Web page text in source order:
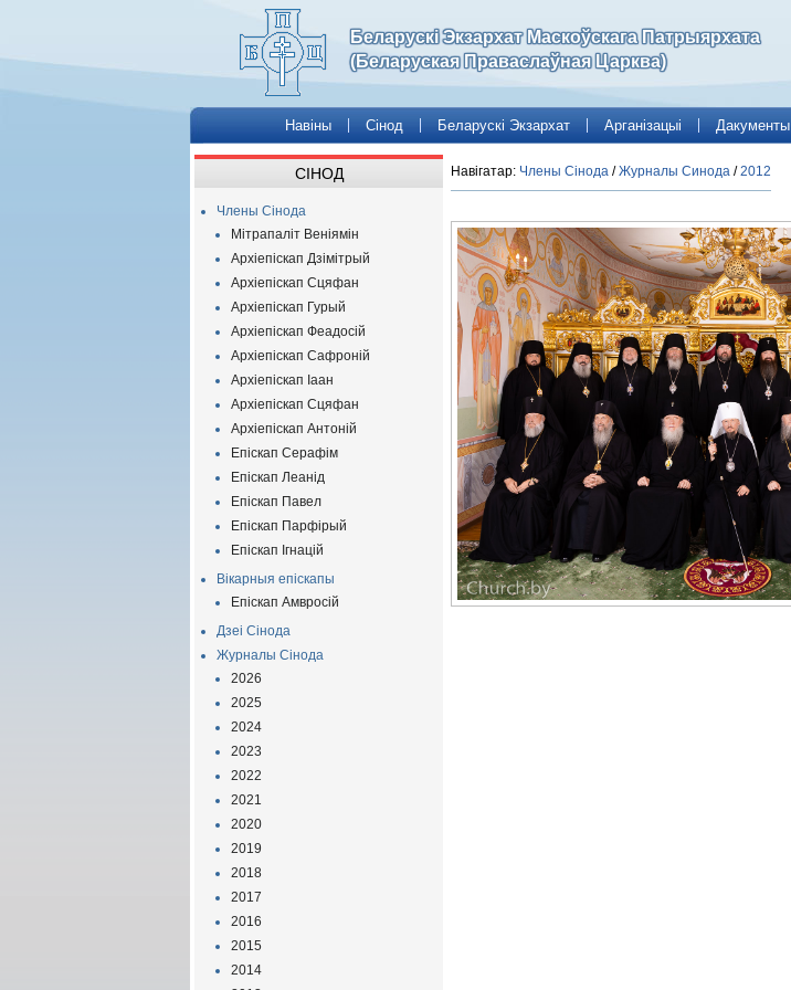
Беларускі Экзархат Маскоўскага Патрыярхата
(Беларуская Праваслаўная Царква)
Навіны Сінод Беларускі Экзархат Арганізацыі Дакументы
СІНОД
Члены Сінода
Мітрапаліт Веніямін
Архіепіскап Дзімітрый
Архіепіскап Сцяфан
Архіепіскап Гурый
Архіепіскап Феадосій
Архіепіскап Сафроній
Архіепіскап Іаан
Архіепіскап Сцяфан
Архіепіскап Антоній
Епіскап Серафім
Епіскап Леанід
Епіскап Павел
Епіскап Парфірый
Епіскап Ігнацій
Вікарныя епіскапы
Епіскап Амвросій
Дзеі Сінода
Журналы Сінода
2026
2025
2024
2023
2022
2021
2020
2019
2018
2017
2016
2015
2014
Навігатар: Члены Сінода /Журналы Синода /2012